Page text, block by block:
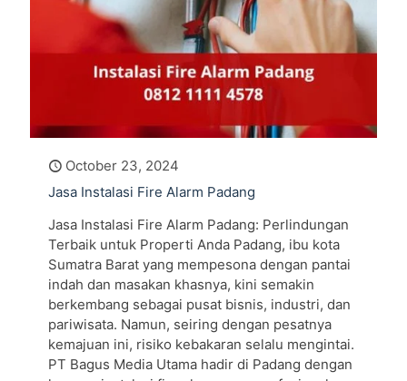
October 23, 2024
Jasa Instalasi Fire Alarm Padang
Jasa Instalasi Fire Alarm Padang: Perlindungan
Terbaik untuk Properti Anda Padang, ibu kota
Sumatra Barat yang mempesona dengan pantai
indah dan masakan khasnya, kini semakin
berkembang sebagai pusat bisnis, industri, dan
pariwisata. Namun, seiring dengan pesatnya
kemajuan ini, risiko kebakaran selalu mengintai.
PT Bagus Media Utama hadir di Padang dengan